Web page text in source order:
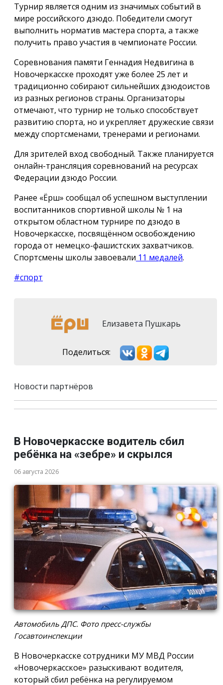
Турнир является одним из значимых событий в
мире российского дзюдо. Победители смогут
выполнить норматив мастера спорта, а также
получить право участия в чемпионате России.
Соревнования памяти Геннадия Недвигина в
Новочеркасске проходят уже более 25 лет и
традиционно собирают сильнейших дзюдоистов
из разных регионов страны. Организаторы
отмечают, что турнир не только способствует
развитию спорта, но и укрепляет дружеские связи
между спортсменами, тренерами и регионами.
Для зрителей вход свободный. Также планируется
онлайн-трансляция соревнований на ресурсах
Федерации дзюдо России.
Ранее «Ёрш» сообщал об успешном выступлении
воспитанников спортивной школы № 1 на
открытом областном турнире по дзюдо в
Новочеркасске, посвящённом освобождению
города от немецко-фашистских захватчиков.
Спортсмены школы завоевали 11 медалей.
#спорт
Елизавета Пушкарь
Поделиться:
Новости партнёров
В Новочеркасске водитель сбил
ребёнка на «зебре» и скрылся
06 августа 2026
Автомобиль ДПС. Фото пресс-службы
Госавтоинспекции
В Новочеркасске сотрудники МУ МВД России
«Новочеркасское» разыскивают водителя,
который сбил ребёнка на регулируемом